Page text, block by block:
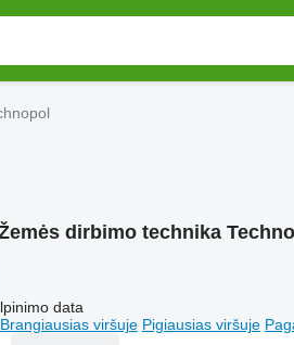
dirbimo technika
data
Brangiausias viršuje Pigiausias viršuje